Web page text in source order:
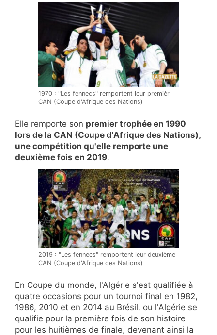
1970 : "Les fennecs" remportent leur premièr
CAN (Coupe d'Afrique des Nations)
Elle remporte son premier trophée en 1990
lors de la CAN (Coupe d'Afrique des Nations),
une compétition qu'elle remporte une
deuxième fois en 2019.
2019 : "Les fennecs" remportent leur deuxième
CAN (Coupe d'Afrique des Nations)
En Coupe du monde, l'Algérie s'est qualifiée à
quatre occasions pour un tournoi final en 1982,
1986, 2010 et en 2014 au Brésil, ou l'Algérie se
qualifie pour la première fois de son histoire
pour les huitièmes de finale, devenant ainsi la